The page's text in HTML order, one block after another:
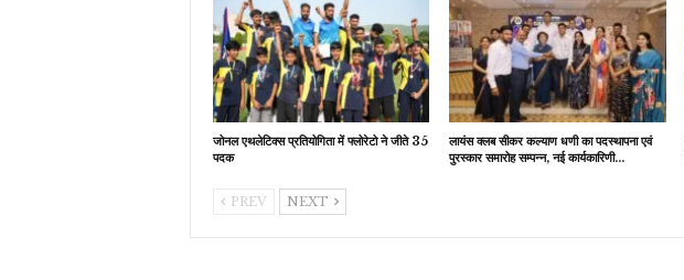
जोनल एथलेटिक्स प्रतियोगिता में फ्लोरेटो ने जीते 35
पदक
लायंस क्लब सीकर कल्याण धणी का पदस्थापना एवं
पुरस्कार समारोह सम्पन्न, नई कार्यकारिणी…
PREV NEXT